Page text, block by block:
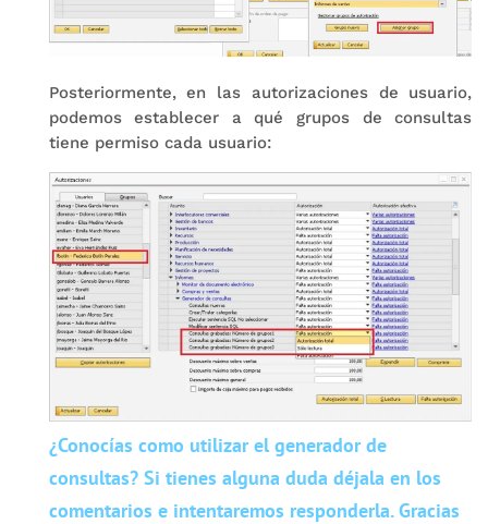
Posteriormente, en las autorizaciones de usuario,
podemos establecer a qué grupos de consultas
tiene permiso cada usuario:
¿Conocías como utilizar el generador de
consultas? Si tienes alguna duda déjala en los
comentarios e intentaremos responderla. Gracias